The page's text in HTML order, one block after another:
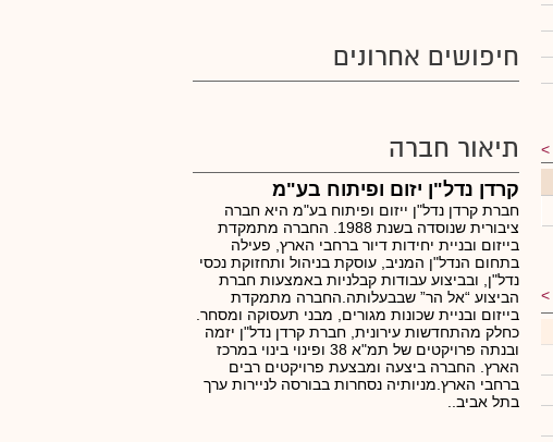
חיפושים אחרונים
תיאור חברה
קרדן נדל"ן יזום ופיתוח בע"מ
חברת קרדן נדל"ן ייזום ופיתוח בע"מ היא חברה
ציבורית שנוסדה בשנת 1988. החברה מתמקדת
בייזום ובניית יחידות דיור ברחבי הארץ, פעילה
בתחום הנדל"ן המניב, עוסקת בניהול ותחזוקת נכסי
נדל"ן, ובביצוע עבודות קבלניות באמצעות חברת
הביצוע “אל הר” שבבעלותה.החברה מתמקדת
בייזום ובניית שכונות מגורים, מבני תעסוקה ומסחר.
כחלק מהתחדשות עירונית, חברת קרדן נדל"ן יזמה
ובנתה פרויקטים של תמ"א 38 ופינוי בינוי במרכז
הארץ. החברה ביצעה ומבצעת פרויקטים רבים
ברחבי הארץ.מניותיה נסחרות בבורסה לניירות ערך
בתל אביב..